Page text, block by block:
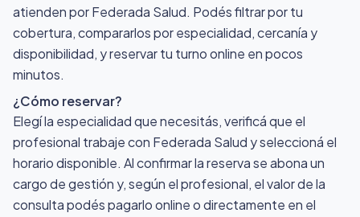
atienden por Federada Salud. Podés filtrar por tu
cobertura, compararlos por especialidad, cercanía y
disponibilidad, y reservar tu turno online en pocos
minutos.
¿Cómo reservar?
Elegí la especialidad que necesitás, verificá que el
profesional trabaje con Federada Salud y seleccioná el
horario disponible. Al confirmar la reserva se abona un
cargo de gestión y, según el profesional, el valor de la
consulta podés pagarlo online o directamente en el